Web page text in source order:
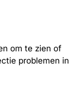
om te zien of
problemen in